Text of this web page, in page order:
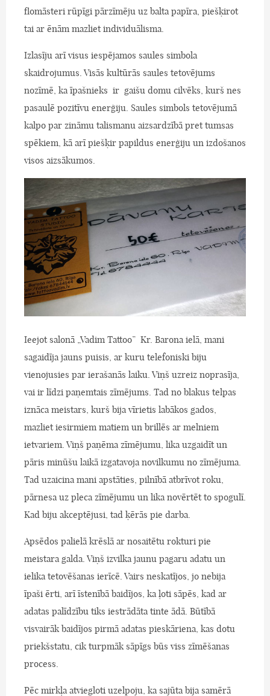
flomāsteri rūpīgi pārzīmēju uz balta papīra, piešķirot
tai ar ēnām mazliet individuālisma.
Izlasīju arī visus iespējamos saules simbola
skaidrojumus. Visās kultūrās saules tetovējums
nozīmē, ka īpašnieks ir gaišu domu cilvēks, kurš nes
pasaulē pozitīvu enerģiju. Saules simbols tetovējumā
kalpo par zināmu talismanu aizsardzībā pret tumsas
spēkiem, kā arī piešķir papildus enerģiju un izdošanos
visos aizsākumos.
Ieejot salonā „Vadim Tattoo” Kr. Barona ielā, mani
sagaidīja jauns puisis, ar kuru telefoniski biju
vienojusies par ierašanās laiku. Viņš uzreiz noprasīja,
vai ir līdzi paņemtais zīmējums. Tad no blakus telpas
iznāca meistars, kurš bija vīrietis labākos gados,
mazliet iesirmiem matiem un brillēs ar melniem
ietvariem. Viņš paņēma zīmējumu, lika uzgaidīt un
pāris minūšu laikā izgatavoja novilkumu no zīmējuma.
Tad uzaicina mani apstāties, pilnībā atbrīvot roku,
pārnesa uz pleca zīmējumu un lika novērtēt to spogulī.
Kad biju akceptējusi, tad ķērās pie darba.
Apsēdos palielā krēslā ar nosaitētu rokturi pie
meistara galda. Viņš izvilka jaunu pagaru adatu un
ielika tetovēšanas ierīcē. Vairs neskatījos, jo nebija
īpaši ērti, arī īstenībā baidījos, ka ļoti sāpēs, kad ar
adatas palīdzību tiks iestrādāta tinte ādā. Būtībā
visvairāk baidījos pirmā adatas pieskāriena, kas dotu
priekšstatu, cik turpmāk sāpīgs būs viss zīmēšanas
process.
Pēc mirkļa atviegloti uzelpoju, ka sajūta bija samērā